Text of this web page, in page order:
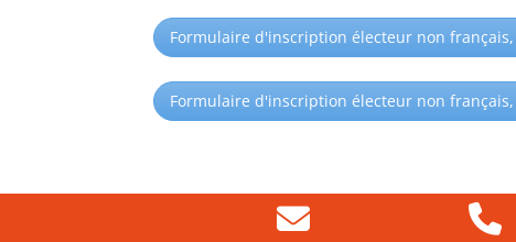
Formulaire d'inscription électeur non
Formulaire d'inscription électeur non